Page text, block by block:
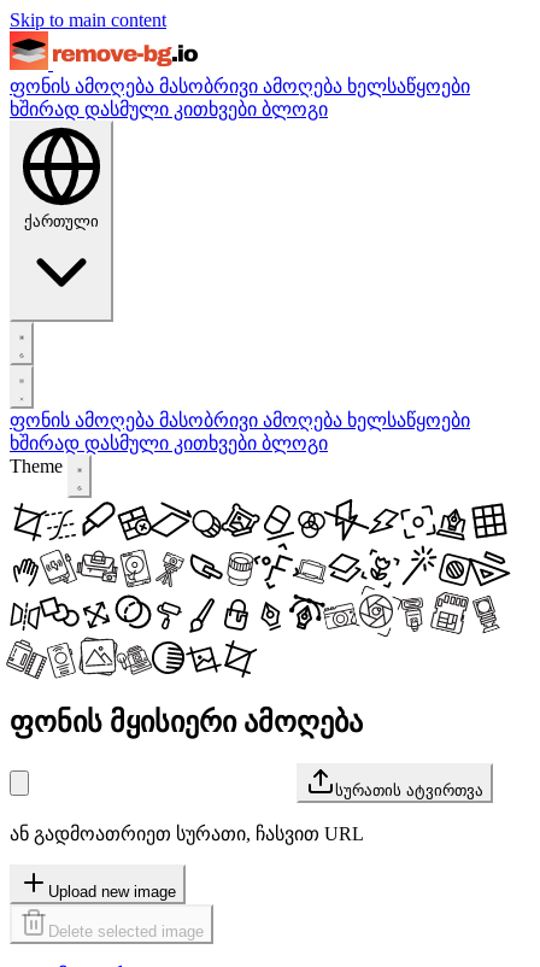
Skip to main content
ფონის ამოღება მასობრივი ამოღება ხელსაწყოები
ხშირად დასმული კითხვები ბლოგი
ქართული
ფონის ამოღება მასობრივი ამოღება ხელსაწყოები
ხშირად დასმული კითხვები ბლოგი
Theme
ფონის მყისიერი ამოღება
სურათის ატვირთვა
ან გადმოათრიეთ სურათი, ჩასვით URL
Upload new image
Delete selected image